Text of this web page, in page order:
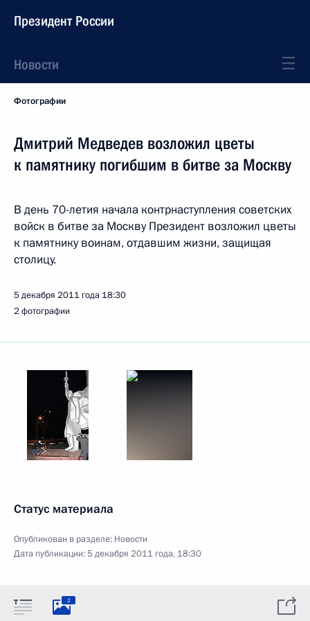
Президент России
Новости
Фотографии
Дмитрий Медведев возложил цветы
к памятнику погибшим в битве за Москву
В день 70-летия начала контрнаступления советских
войск в битве за Москву Президент возложил цветы
к памятнику воинам, отдавшим жизни, защищая
столицу.
5 декабря 2011 года 18:30
2 фотографии
Статус материала
Опубликован в разделе: Новости
Дата публикации:5 декабря 2011 года, 18:30
2